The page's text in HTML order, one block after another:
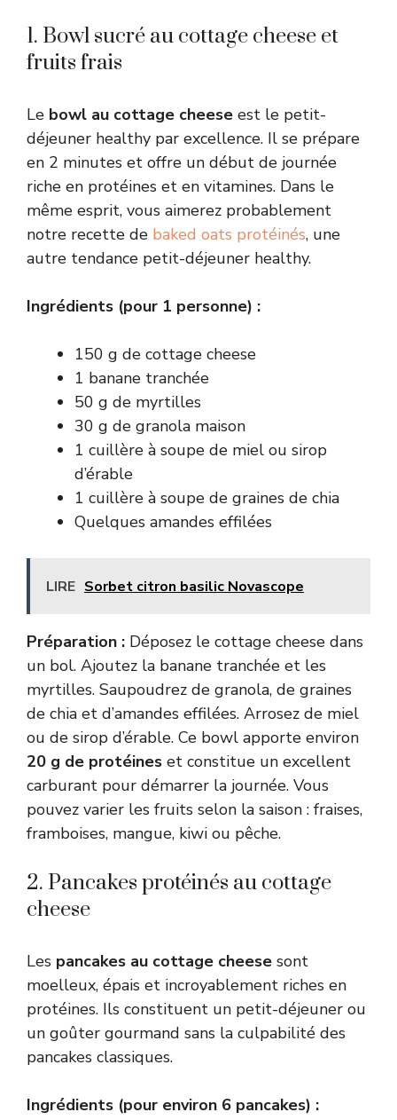
1. Bowl sucré au cottage cheese et
fruits frais
Le bowl au cottage cheese est le petit-
déjeuner healthy par excellence. Il se prépare
en 2 minutes et offre un début de journée
riche en protéines et en vitamines. Dans le
même esprit, vous aimerez probablement
notre recette de baked oats protéinés, une
autre tendance petit-déjeuner healthy.
Ingrédients (pour 1 personne) :
150 g de cottage cheese
1 banane tranchée
50 g de myrtilles
30 g de granola maison
1 cuillère à soupe de miel ou sirop
d’érable
1 cuillère à soupe de graines de chia
Quelques amandes effilées
LIRE Sorbet citron basilic Novascope
Préparation : Déposez le cottage cheese dans
un bol. Ajoutez la banane tranchée et les
myrtilles. Saupoudrez de granola, de graines
de chia et d’amandes effilées. Arrosez de miel
ou de sirop d’érable. Ce bowl apporte environ
20 g de protéines et constitue un excellent
carburant pour démarrer la journée. Vous
pouvez varier les fruits selon la saison : fraises,
framboises, mangue, kiwi ou pêche.
2. Pancakes protéinés au cottage
cheese
Les pancakes au cottage cheese sont
moelleux, épais et incroyablement riches en
protéines. Ils constituent un petit-déjeuner ou
un goûter gourmand sans la culpabilité des
pancakes classiques.
Ingrédients (pour environ 6 pancakes) :